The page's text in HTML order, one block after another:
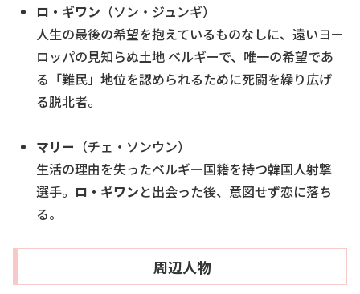
ロ・ギワン （ソン・ジュンギ）
人生の最後の希望を抱えているものなしに、遠いヨー
ロッパの見知らぬ土地 ベルギーで、唯一の希望であ
る「難民」地位を認められるために死闘を繰り広げ
る脱北者。
マリー （チェ・ソンウン）
生活の理由を失ったベルギー国籍を持つ韓国人射撃
選手。 ロ・ギワンと出会った後、意図せず恋に落ち
る。
周辺人物